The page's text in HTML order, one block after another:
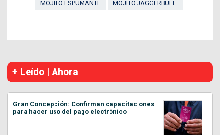
MOJITO ESPUMANTE MOJITO JAGGERBULL.
+ Leído | Ahora
Gran Concepción: Confirman capacitaciones
para hacer uso del pago electrónico